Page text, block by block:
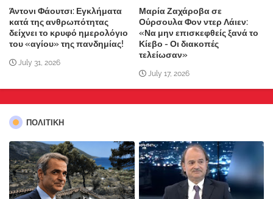
Άντονι Φάουτσι: Εγκλήματα
κατά της ανθρωπότητας
δείχνει το κρυφό ημερολόγιο
του «αγίου» της πανδημίας!
July 31, 2026
Μαρία Ζαχάροβα σε
Ούρσουλα Φον ντερ Λάιεν:
«Να μην επισκεφθείς ξανά το
Κίεβο - Οι διακοπές
τελείωσαν»
July 17, 2026
ΠΟΛΙΤΙΚΗ